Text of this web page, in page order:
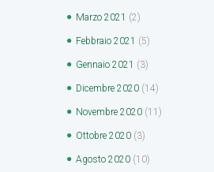
Marzo 2021 (2)
Febbraio 2021 (5)
Gennaio 2021 (3)
Dicembre 2020 (14)
Novembre 2020 (11)
Ottobre 2020 (3)
Agosto 2020 (10)